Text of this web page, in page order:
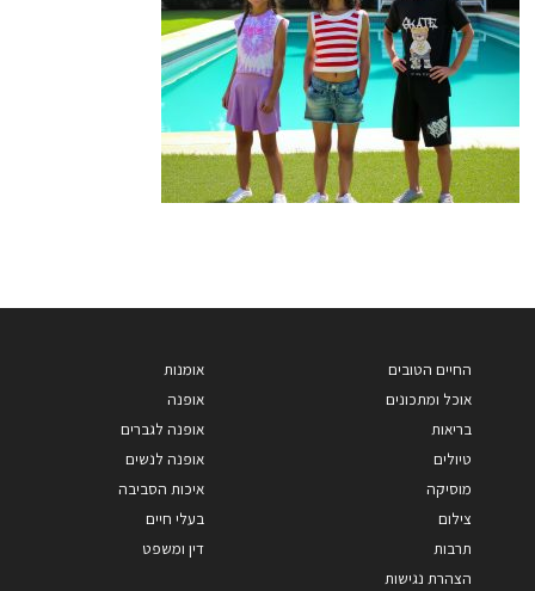
החיים הטובים
אוכל ומתכונים
בריאות
טיולים
מוסיקה
צילום
תרבות
הצהרת נגישות
אומנות
אופנה
אופנה לגברים
אופנה לנשים
איכות הסביבה
בעלי חיים
דין ומשפט